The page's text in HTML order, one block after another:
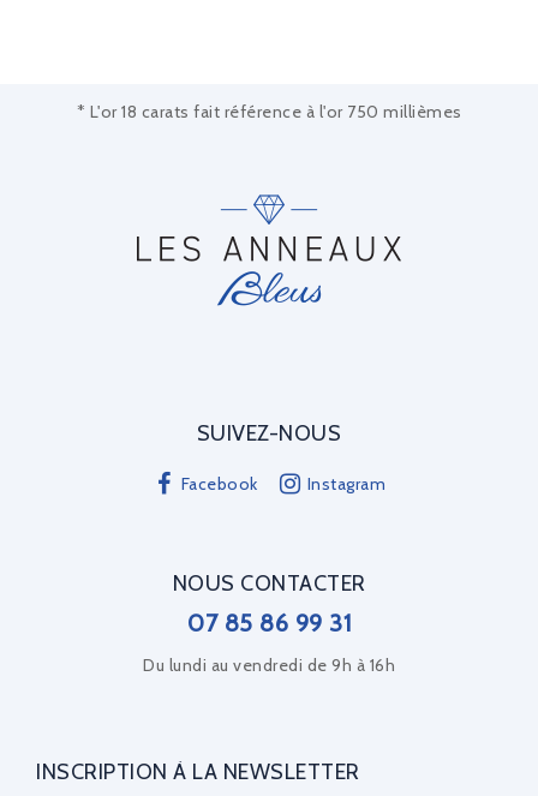
* L'or 18 carats fait référence à l'or 750 millièmes
SUIVEZ-NOUS
Facebook Instagram
NOUS CONTACTER
07 85 86 99 31
Du lundi au vendredi de 9h à 16h
INSCRIPTION À LA NEWSLETTER